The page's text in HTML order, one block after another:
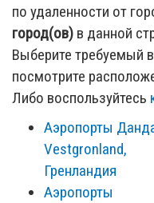
по удаленности от
город(ов) в данной
Выберите требуемый
посмотрите
Либо воспользуйтесь
Аэропорты
Vestgronland,
Гренландия
Аэропорты